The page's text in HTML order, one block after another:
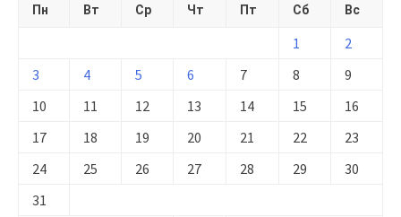
Пн Вт Ср Чт Пт Сб Вс
1
2
3
4 5 6 7 8
9
10
11 12 13 14 15
16
17
18 19 20 21 22
23
24
25 26 27 28 29
30
31